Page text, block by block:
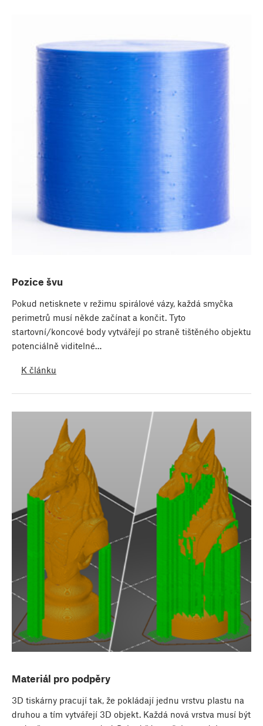
Pozice švu
Pokud netisknete v režimu spirálové vázy, každá smyčka
perimetrů musí někde začínat a končit. Tyto
startovní/koncové body vytvářejí po straně tištěného objektu
potenciálně viditelné…
K článku
Materiál pro podpěry
3D tiskárny pracují tak, že pokládají jednu vrstvu plastu na
druhou a tím vytvářejí 3D objekt. Každá nová vrstva musí být